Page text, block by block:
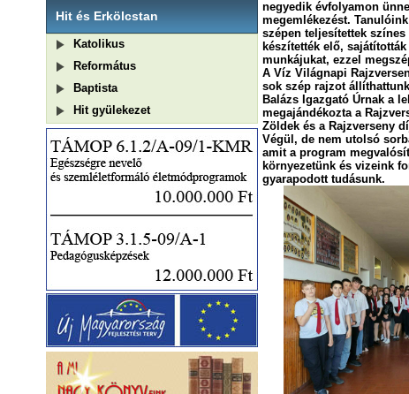
Hit és Erkölcstan
Katolikus
Református
Baptista
Hit gyülekezet
negyedik évfolyamon
megemlékezést.
szépen teljesítettek
készítették elő,
munkájukat, ezzel
A Víz Világnapi
sok szép rajzot
Balázs Igazgató Úrnak a
megajándékozta a
Zöldek és a Rajzverseny
Végül, de nem utolsó
amit a program
környezetünk és vizeink
gyarapodott tudásunk.